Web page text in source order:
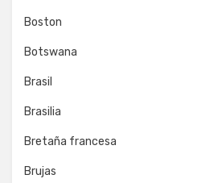
Boston
Botswana
Brasil
Brasilia
Bretaña francesa
Brujas